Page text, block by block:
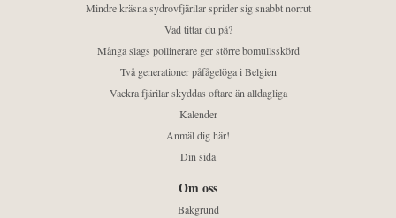
Mindre kräsna sydrovfjärilar sprider sig snabbt norrut
Vad tittar du på?
Många slags pollinerare ger större bomullsskörd
Två generationer påfågelöga i Belgien
Vackra fjärilar skyddas oftare än alldagliga
Kalender
Anmäl dig här!
Din sida
Om oss
Bakgrund